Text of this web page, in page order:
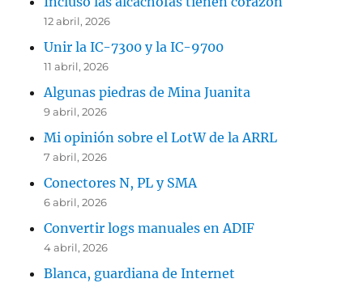
12 abril, 2026
Unir la IC-7300 y la IC-9700
11 abril, 2026
Algunas piedras de Mina Juanita
9 abril, 2026
Mi opinión sobre el LotW de la ARRL
7 abril, 2026
Conectores N, PL y SMA
6 abril, 2026
Convertir logs manuales en ADIF
4 abril, 2026
Blanca, guardiana de Internet